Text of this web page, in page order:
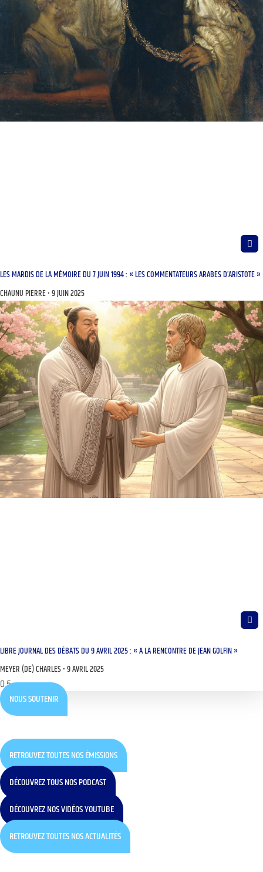
LES MARDIS DE LA MÉMOIRE DU 7 JUIN 1994 : « LES COMMENTATEURS ARABES D’ARISTOTE »
CHAUNU PIERRE 9 JUIN 2025
LIBRE JOURNAL DES DÉBATS DU 9 AVRIL 2025 : « A LA RENCONTRE DE JEAN GOLFIN »
MEYER (DE) CHARLES 9 AVRIL 2025
NOUS SOUTENIR
RETROUVEZ TOUTES NOS ÉMISSIONS
DÉCOUVREZ TOUS NOS PODCAST
DÉCOUVREZ NOS VIDÉOS YOUTUBE
RETROUVEZ TOUTES NOS ACTUALITÉS